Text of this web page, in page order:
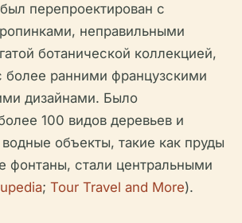
перепроектирован с
неправильными
ботанической коллекцией,
более ранними французскими
дизайнами. Было
100 видов деревьев и
водные объекты, такие как пруды
фонтаны, стали центральными
; Tour Travel and More).